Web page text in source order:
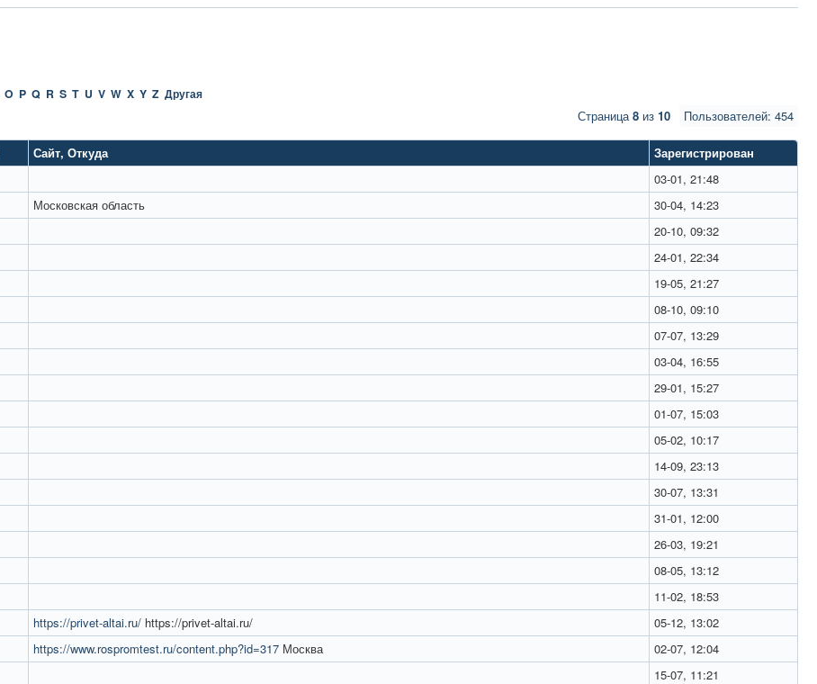
O P Q R S T U V W X Y Z Другая
Пользователей: 454
Страница8 из 10
Сайт, Откуда
Зарегистрирован
03-01, 21:48
Московская область
30-04, 14:23
20-10, 09:32
24-01, 22:34
19-05, 21:27
08-10, 09:10
07-07, 13:29
03-04, 16:55
29-01, 15:27
01-07, 15:03
05-02, 10:17
14-09, 23:13
30-07, 13:31
31-01, 12:00
26-03, 19:21
08-05, 13:12
11-02, 18:53
https://privet-altai.ru/ https://privet-altai.ru/
05-12, 13:02
https://www.rospromtest.ru/content.php?id=317 Москва
02-07, 12:04
15-07, 11:21